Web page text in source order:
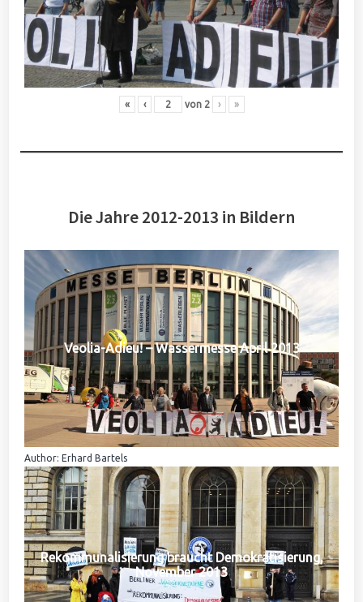
« ‹ von 2 › »
Die Jahre 2012-2013 in Bildern
Veolia-Adieu! – Wassermesse April 2013
Author: Erhard Bartels
Rekommunalisierung braucht Demokratisierung,
November 2013